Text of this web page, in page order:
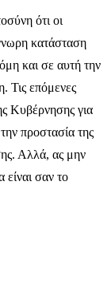
ότι οι
κατάσταση
και σε αυτή την
Τις επόμενες
Κυβέρνησης για
προστασία της
Αλλά, ας μην
είναι σαν το